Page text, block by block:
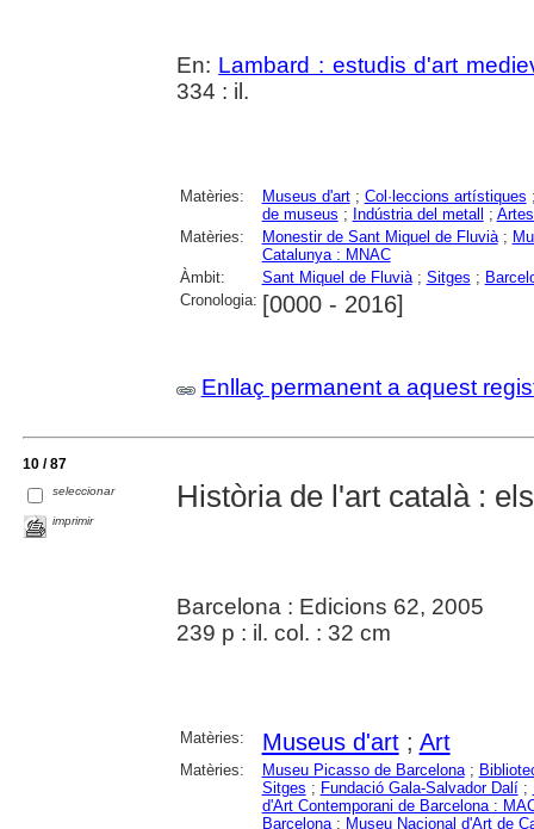
En: Lambard : estudis d'art
334 : il.
Matèries: Museus d'art; Col·leccions artístiques
de museus ; Indústria del metall ;
Matèries:
Monestir de Sant Miquel de Fluvià;
Catalunya : MNAC
Àmbit:
Sant Miquel de Fluvià; Sitges ;
Cronologia: [0000 - 2016]
Enllaç permanent a aquest
10 / 87
seleccionar
imprimir
Història de l'art català :
Barcelona : Edicions 62, 2005
239 p : il. col. : 32 cm
Matèries: Museus d'art; Art
Matèries: Museu Picasso de Barcelona;
Sitges ; Fundació Gala-Salvador Dalí;
d'Art Contemporani de Barcelona :
Barcelona; Museu Nacional d'Art de